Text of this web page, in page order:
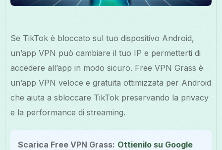
Se TikTok è bloccato sul tuo dispositivo Android,
un’app VPN può cambiare il tuo IP e permetterti di
accedere all’app in modo sicuro. Free VPN Grass è
un’app VPN veloce e gratuita ottimizzata per Android
che aiuta a sbloccare TikTok preservando la privacy
e la performance di streaming.
Scarica Free VPN Grass: Ottienilo su Google